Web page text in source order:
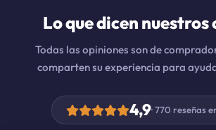
Lo que dicen nuestros
Todas las opiniones son de
comparten su experiencia para
4,9· 770 reseñas